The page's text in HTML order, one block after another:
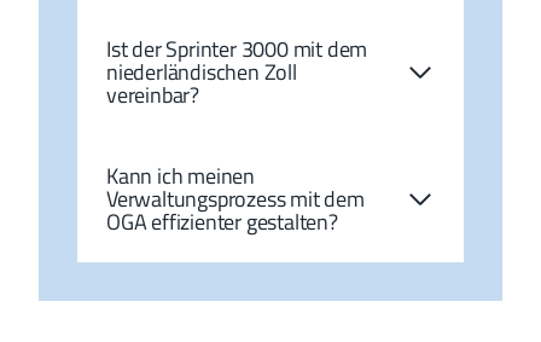
Ist der Sprinter 3000 mit dem
niederländischen Zoll
vereinbar?
Kann ich meinen
Verwaltungsprozess mit dem
OGA effizienter gestalten?